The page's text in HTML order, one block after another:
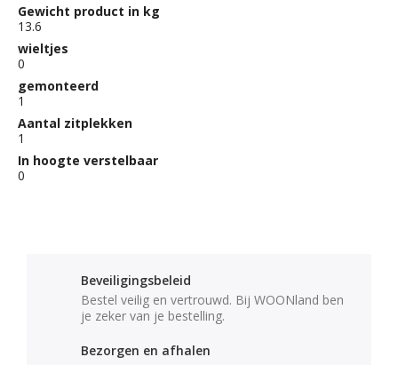
Gewicht product in kg
13.6
wieltjes
0
gemonteerd
1
Aantal zitplekken
1
In hoogte verstelbaar
0
Beveiligingsbeleid
Bestel veilig en vertrouwd. Bij WOONland ben
je zeker van je bestelling.
Bezorgen en afhalen